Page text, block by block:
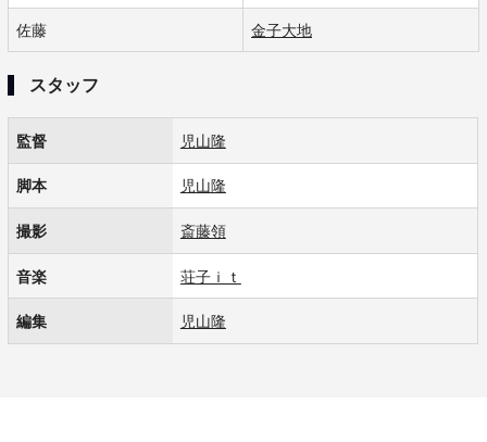
佐藤 金子大地
スタッフ
監督 児山隆
脚本 児山隆
撮影 斎藤領
音楽 荘子ｉｔ
編集 児山隆